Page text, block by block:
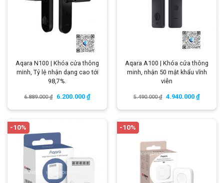
Aqara N100 | Khóa cửa thông
minh, Tỷ lệ nhận dạng cao tới
98,7%.
6.889.000₫ 6.200.000 ₫
Aqara A100 | Khóa cửa thông
minh, nhận 50 mật khẩu vĩnh
viễn
5.490.000₫ 4.940.000 ₫
-10% -10%